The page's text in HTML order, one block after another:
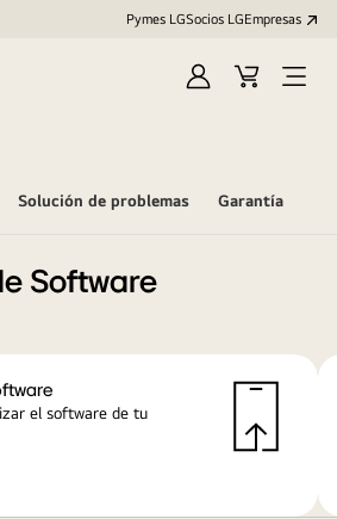
Pymes LGSocios LGEmpresas
IniciarCarritoOpen
Solución de problemas Garantía
Software
el software de tu